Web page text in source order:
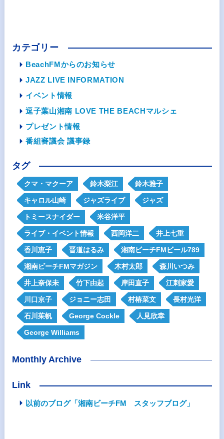
カテゴリー
BeachFMからのお知らせ
JAZZ LIVE INFORMATION
イベント情報
逗子葉山湘南 LOVE THE BEACHマルシェ
プレゼント情報
番組審議会 議事録
タグ
クマ・マクーア 鈴木梨江 鈴木雅子
キャロル山崎 ジャズライブ ジャズ
トミースナイダー 米谷洋平
ライブ・イベント情報 西岡洋二 井上七重
香川恵子 晋道はるみ 湘南ビーチFMビール789
湘南ビーチFMマガジン 木村太郎 森川いつみ
井上奈保未 竹下由起 岸田直子 江刺家愛
川口京子 ジョニー志田 村椿菜文 長村光洋
石川茱帆 George Cockle 人見欣幸
George Williams
Monthly Archive
Link
以前のブログ「湘南ビーチFM スタッフブログ」